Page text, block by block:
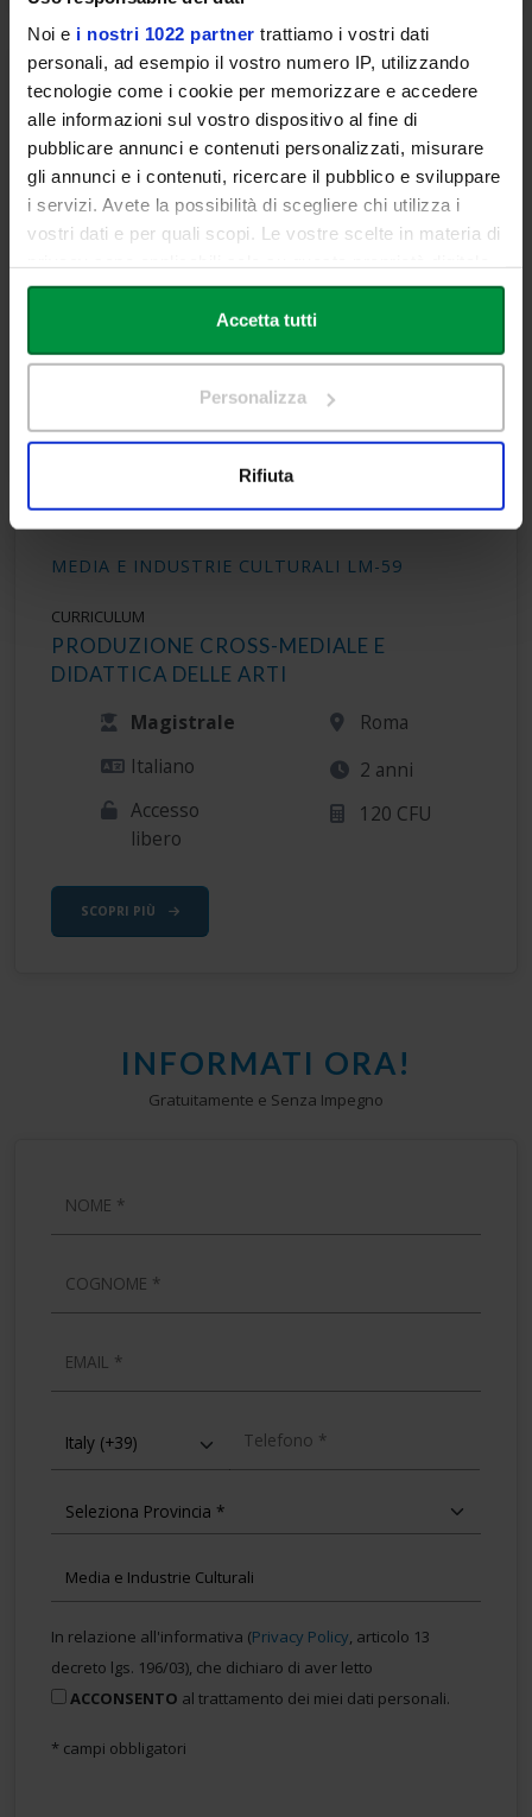
Noi e i nostri 1022 partner trattiamo i vostri dati
personali, ad esempio il vostro numero IP, utilizzando
tecnologie come i cookie per memorizzare e accedere
alle informazioni sul vostro dispositivo al fine di
pubblicare annunci e contenuti personalizzati, misurare
gli annunci e i contenuti, ricercare il pubblico e sviluppare
i servizi. Avete la possibilità di scegliere chi utilizza i
vostri dati e per quali scopi. Le vostre scelte in materia di
in cui avete effettuato le vostre scelte. È possibile
modificare o revocare il proprio consenso in qualsiasi
momento dalla Dichiarazione sui cookie o facendo clic
Con il tuo consenso, vorremmo anche:
raccogliere informazioni sulla tua posizione
(impronte digitali).
Approfondisci come vengono elaborati i tuoi dati personali
e imposta le tue preferenze nella
dalla Dichiarazione sui cookie.
Utilizziamo i cookie per personalizzare contenuti ed
annunci, per fornire funzionalità dei social media e per
analizzare il nostro traffico. Condividiamo inoltre
nostri partner che si occupano di analisi dei dati web,
Accetta tutti
Personalizza
Rifiuta
MEDIA E INDUSTRIE CULTURALI LM-59
CURRICULUM
VIDEOGAME INDUSTRY
Magistrale
Italiano
Roma
2 anni
MEDIA E INDUSTRIE CULTURALI LM-59
CURRICULUM
PRODUZIONE CROSS-MEDIALE E
DIDATTICA DELLE ARTI
Magistrale
Italiano
Accesso
libero
Roma
2 anni
120 CFU
SCOPRI PIÙ
INFORMATI ORA!
Gratuitamente e Senza Impegno
NOME
COGNOME
EMAIL
TELEFONO
In relazione all'informativa (Privacy Policy, articolo 13
decreto lgs. 196/03), che dichiaro di aver letto
ACCONSENTO al trattamento dei miei dati personali.
* campi obbligatori